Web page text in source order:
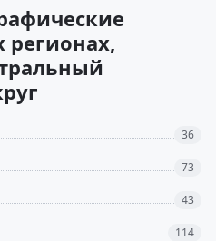
регионах,
36
73
43
114